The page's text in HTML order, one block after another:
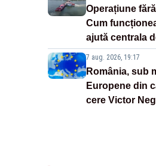
Operațiune
Cum
ajută centrala
7 aug. 2026, 19:17
România, sub
Europene din
cere Victor